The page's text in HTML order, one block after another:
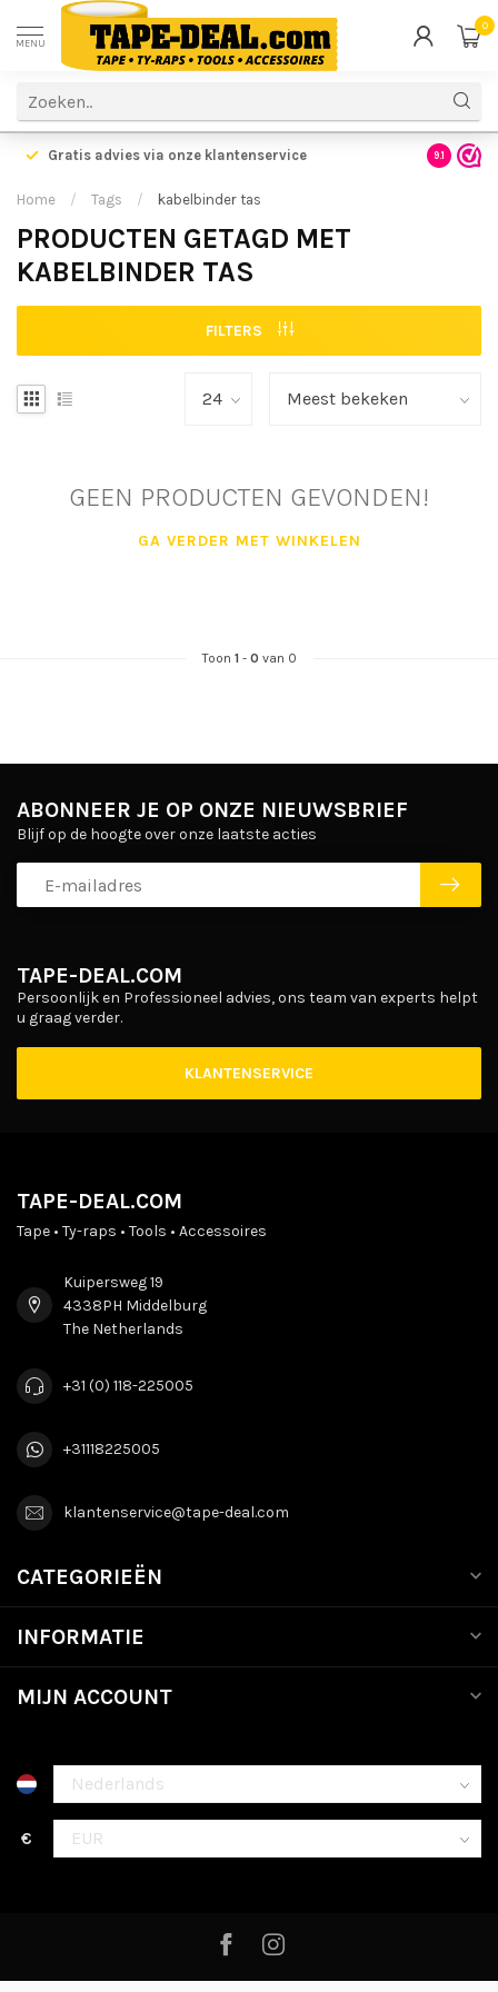
MENU
0
Gratis advies via onze klantenservice 9.1
Home / Tags / kabelbinder tas
PRODUCTEN GETAGD MET
KABELBINDER TAS
FILTERS
GEEN PRODUCTEN GEVONDEN!
GA VERDER MET WINKELEN
Toon 1- 0 van 0
TAPE-DEAL.COM
Persoonlijk en Professioneel advies, ons team van experts helpt
u graag verder.
KLANTENSERVICE
ABONNEER JE OP ONZE NIEUWSBRIEF
Blijf op de hoogte over onze laatste acties
TAPE-DEAL.COM
Tape • Ty-raps • Tools • Accessoires
Kuipersweg 19
4338PH Middelburg
The Netherlands
+31 (0) 118-225005
+31118225005
klantenservice@tape-deal.com
CATEGORIEËN
INFORMATIE
MIJN ACCOUNT
€